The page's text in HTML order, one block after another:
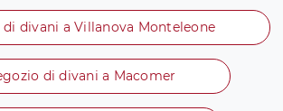
di divani a Villanova Monteleone
di divani a Macomer